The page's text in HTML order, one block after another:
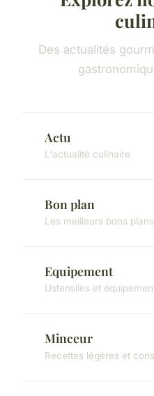
Des actualités
Actu
L'actualité culinaire
Bon plan
Les meilleurs bons
Equipement
Ustensiles et
Minceur
Recettes légères et